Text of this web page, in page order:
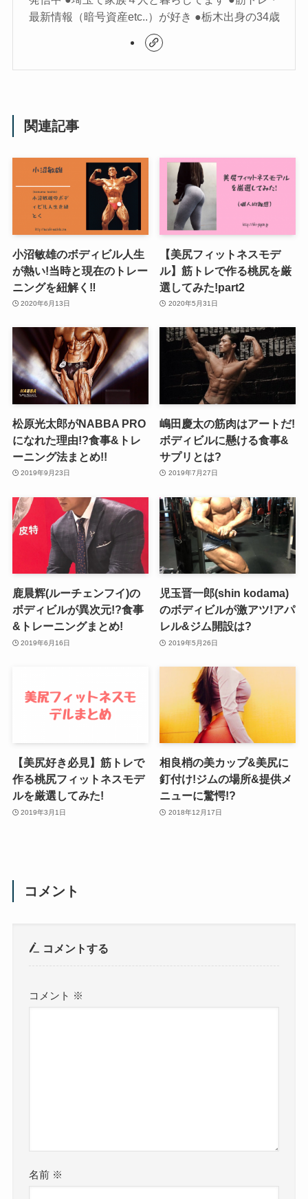
最新情報（暗号資産etc..）が好き ●栃木出身の34歳
関連記事
小沼敏雄のボディビル人生
が熱い!当時と現在のトレー
ニングを紐解く‼︎
2020年6月13日
【美尻フィットネスモデ
ル】筋トレで作る桃尻を厳
選してみた!part2
2020年5月31日
松原光太郎がNABBA PRO
になれた理由!?食事&トレ
ーニング法まとめ!!
2019年9月23日
嶋田慶太の筋肉はアートだ!
ボディビルに懸ける食事&
サプリとは?
2019年7月27日
鹿晨辉(ルーチェンフイ)の
ボディビルが異次元!?食事
&トレーニングまとめ!
2019年6月16日
児玉晋一郎(shin kodama)
のボディビルが激アツ!アパ
レル&ジム開設は?
2019年5月26日
【美尻好き必見】筋トレで
作る桃尻フィットネスモデ
ルを厳選してみた!
2019年3月1日
相良梢の美カップ&美尻に
釘付け!ジムの場所&提供メ
ニューに驚愕!?
2018年12月17日
コメント
コメントする
コメント ※
名前 ※